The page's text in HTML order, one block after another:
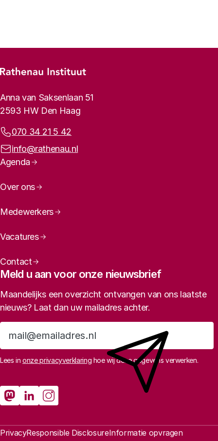
Footer-menu
Rathenau logo, naar de homepage
Contactinformatie
Anna van Saksenlaan 51
2593 HW Den Haag
Telefoonnummer:
070 34 21 5 42
E-mailadres:
info@rathenau.nl
Paginanavigatie
Agenda
Over ons
Medewerkers
Vacatures
Contact
Meld u aan voor onze nieuwsbrief
Maandelijks een overzicht ontvangen van ons laatste
nieuws? Laat dan uw mailadres achter.
Aanmelden
Lees inonze privacyverklaring hoe wij deze gegevens verwerken.
Sociale media
Rathenau Mastodon
Rathenau LinkedIn
Rathenau Instagram
Juridische informatie
PrivacyResponsible DisclosureInformatie opvragen